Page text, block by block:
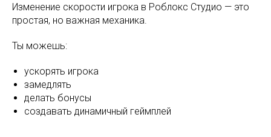
Изменение скорости игрока в Роблокс Студио — это
простая, но важная механика.
Ты можешь:
ускорять игрока
замедлять
делать бонусы
создавать динамичный геймплей